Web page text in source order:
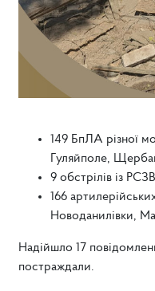
149 БпЛА різної
Гуляйполе,
9 обстрілів із
166
Новоданилівки,
Надійшло 17
постраждали.